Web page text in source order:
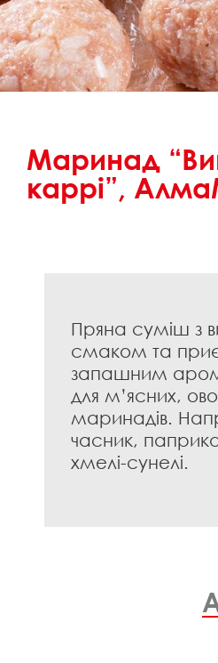
Маринад
каррі”,
Пряна суміш з
смаком та
запашним
для м’ясних,
маринадів.
часник,
хмелі-сунелі.